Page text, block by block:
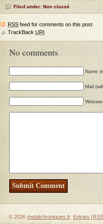
Filed under: Non classé
RSS feed for comments on this post
TrackBack URI
No comments
Name
Mail
Website
© 2026 metalchroniques.fr. Entries